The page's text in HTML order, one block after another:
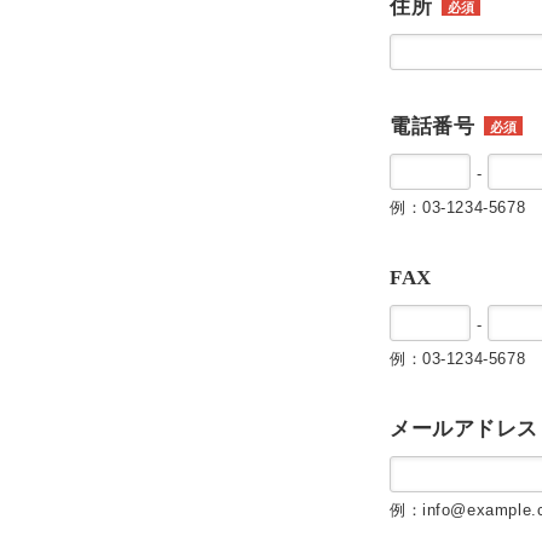
住所 必須
電話番号 必須
-
例：03-1234-5678
FAX
-
例：03-1234-5678
メールアドレス
例：